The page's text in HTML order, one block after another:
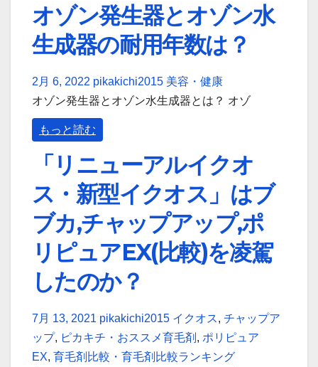
オゾン発生器とオゾン水
生成器の耐用年数は？
2月 6, 2022 pikakichi2015 美容・健康
オゾン発生器とオゾン水生成器とは？ オゾ
もっと読む
「リニューアルイクオ
ス・新型イクオス」はブ
ブカ,チャップアップ,ポ
リピュアEX(比較)を凌駕
したのか？
7月 13, 2021 pikakichi2015 イクオス, チャップア
ップ, ピカキチ・おススメ育毛剤 , ポリピュア
EX, 育毛剤比較・育毛剤比較ランキング